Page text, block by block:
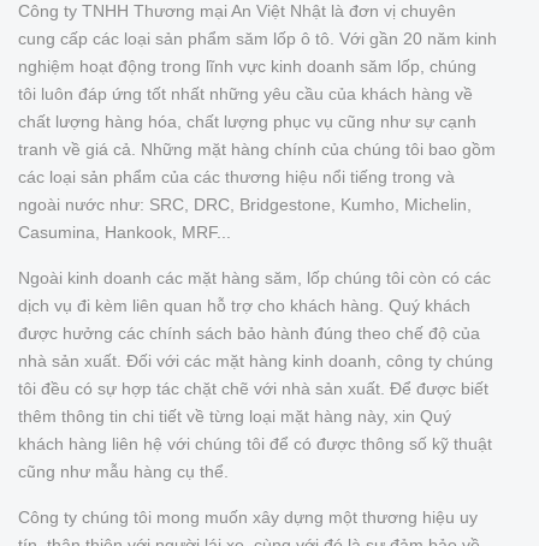
Công ty TNHH Thương mại An Việt Nhật là đơn vị chuyên
cung cấp các loại sản phẩm săm lốp ô tô. Với gần 20 năm kinh
nghiệm hoạt động trong lĩnh vực kinh doanh săm lốp, chúng
tôi luôn đáp ứng tốt nhất những yêu cầu của khách hàng về
chất lượng hàng hóa, chất lượng phục vụ cũng như sự cạnh
tranh về giá cả. Những mặt hàng chính của chúng tôi bao gồm
các loại sản phẩm của các thương hiệu nổi tiếng trong và
ngoài nước như: SRC, DRC, Bridgestone, Kumho, Michelin,
Casumina, Hankook, MRF...
Ngoài kinh doanh các mặt hàng săm, lốp chúng tôi còn có các
dịch vụ đi kèm liên quan hỗ trợ cho khách hàng. Quý khách
được hưởng các chính sách bảo hành đúng theo chế độ của
nhà sản xuất. Đối với các mặt hàng kinh doanh, công ty chúng
tôi đều có sự hợp tác chặt chẽ với nhà sản xuất. Để được biết
thêm thông tin chi tiết về từng loại mặt hàng này, xin Quý
khách hàng liên hệ với chúng tôi để có được thông số kỹ thuật
cũng như mẫu hàng cụ thể.
Công ty chúng tôi mong muốn xây dựng một thương hiệu uy